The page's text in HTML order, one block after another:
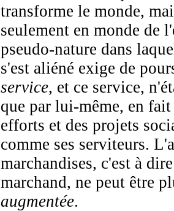
transforme le monde,
seulement en monde de
pseudo-nature dans
s'est aliéné exige de
service, et ce service,
que par lui-même, en
efforts et des projets
comme ses serviteurs.
marchandises, c'est à
marchand, ne peut être
augmentée.